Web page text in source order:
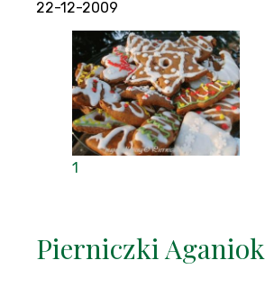
22-12-2009
1
Pierniczki Aganiok